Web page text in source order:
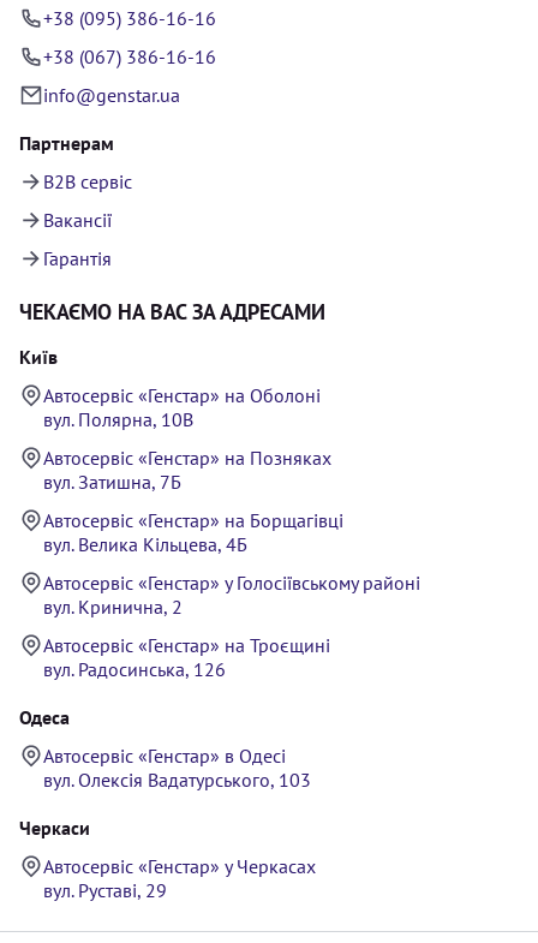
+38 (095) 386-16-16
+38 (067) 386-16-16
info@genstar.ua
Партнерам
B2B сервіс
Вакансії
Гарантія
ЧЕКАЄМО НА ВАС ЗА АДРЕСАМИ
Київ
Автосервіс «Генстар» на Оболоні
вул. Полярна, 10В
Автосервіс «Генстар» на Позняках
вул. Затишна, 7Б
Автосервіс «Генстар» на Борщагівці
вул. Велика Кільцева, 4Б
Автосервіс «Генстар» у Голосіївському районі
вул. Кринична, 2
Автосервіс «Генстар» на Троєщині
вул. Радосинська, 126
Одеса
Автосервіс «Генстар» в Одесі
вул. Олексія Вадатурського, 103
Черкаси
Автосервіс «Генстар» у Черкасах
вул. Руставі, 29